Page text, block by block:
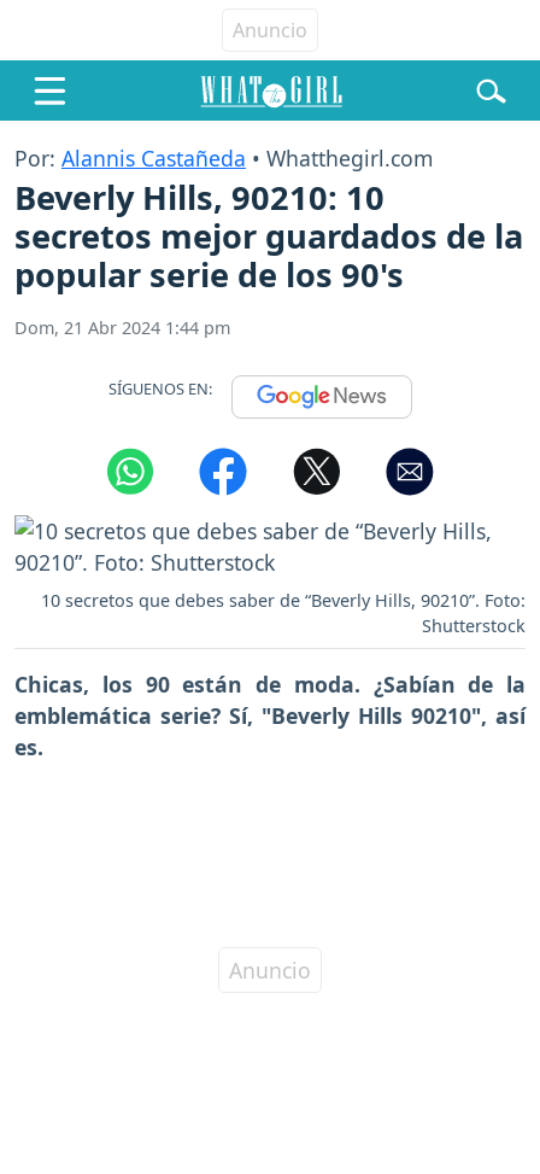
Por: Alannis Castañeda • Whatthegirl.com
Beverly Hills, 90210: 10
secretos mejor guardados de la
popular serie de los 90's
Dom, 21 Abr 2024 1:44 pm
SÍGUENOS EN:
10 secretos que debes saber de “Beverly Hills, 90210”. Foto:
Shutterstock
Chicas, los 90 están de moda. ¿Sabían de la
emblemática serie? Sí, "Beverly Hills 90210", así
es.